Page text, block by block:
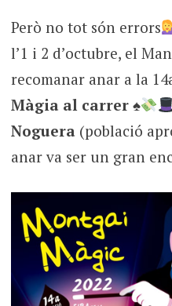
Però no tot són errors
l’1 i 2 d’octubre, el
recomanar anar a la
Màgia al carrer ♠️
Noguera (població
anar va ser un gran